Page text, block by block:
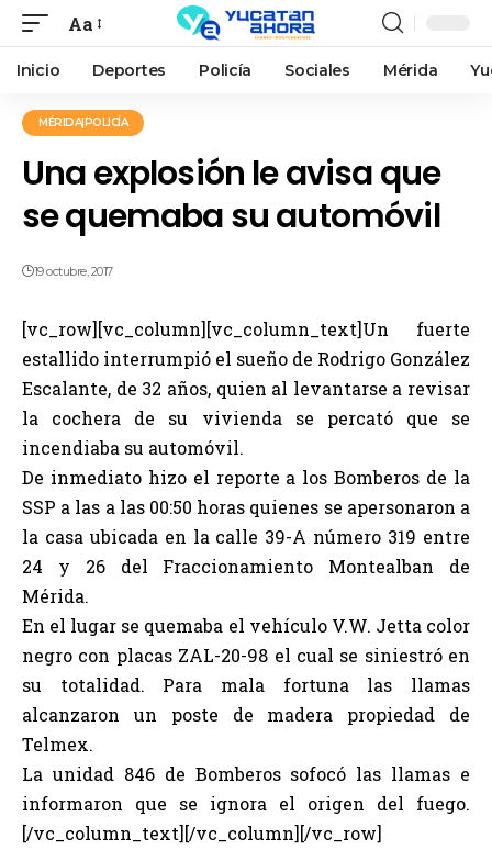
Aa
Inicio Deportes Policía Sociales Mérida
MÉRIDA|POLICÍA
Una explosión le avisa que
se quemaba su automóvil
19 octubre, 2017
[vc_row][vc_column][vc_column_text]Un fuerte
estallido interrumpió el sueño de Rodrigo González
Escalante, de 32 años, quien al levantarse a revisar
la cochera de su vivienda se percató que se
incendiaba su automóvil.
De inmediato hizo el reporte a los Bomberos de la
SSP a las a las 00:50 horas quienes se apersonaron a
la casa ubicada en la calle 39-A número 319 entre
24 y 26 del Fraccionamiento Montealban de
Mérida.
En el lugar se quemaba el vehículo V.W. Jetta color
negro con placas ZAL-20-98 el cual se siniestró en
su totalidad. Para mala fortuna las llamas
alcanzaron un poste de madera propiedad de
Telmex.
La unidad 846 de Bomberos sofocó las llamas e
informaron que se ignora el origen del fuego.
[/vc_column_text][/vc_column][/vc_row]